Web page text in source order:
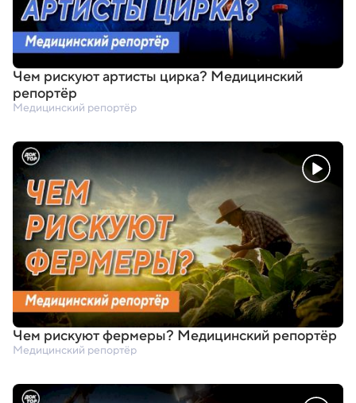
Чем рискуют артисты цирка? Медицинский
репортёр
Медицинский репортёр
Чем рискуют фермеры? Медицинский репортёр
Медицинский репортёр